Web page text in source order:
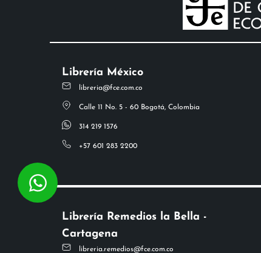
Librería México
libreria@fce.com.co
Calle 11 No. 5 - 60 Bogotá, Colombia
314 219 1576
+57 601 283 2200
Librería Remedios la Bella -
Cartagena
libreria.remedios@fce.com.co